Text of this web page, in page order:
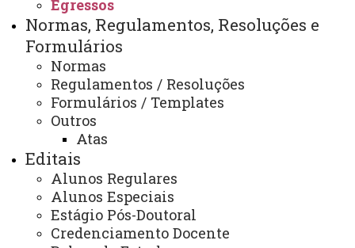
Egressos
Normas, Regulamentos, Resoluções e
Formulários
Normas
Regulamentos / Resoluções
Formulários / Templates
Outros
Atas
Editais
Alunos Regulares
Alunos Especiais
Estágio Pós-Doutoral
Credenciamento Docente
700 títulos, entre Mestres e Doutores.
Em 2022 foi iniciado uma ação para aproximar
seus egressos, atualizando seus dados pessoais, bem
como mapear sua atuação profissional.
Até o momento, 390 egressos responderam ao
formulário, que continua aberto para receber respostas.
Abaixo, é possível acessar o formulário para
responder às questões, bem como o resultado parcial
dos que já responderam.